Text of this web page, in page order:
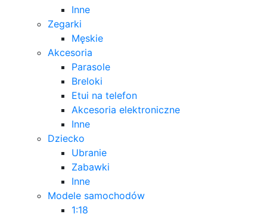
Inne
Zegarki
Męskie
Akcesoria
Parasole
Breloki
Etui na telefon
Akcesoria elektroniczne
Inne
Dziecko
Ubranie
Zabawki
Inne
Modele samochodów
1:18